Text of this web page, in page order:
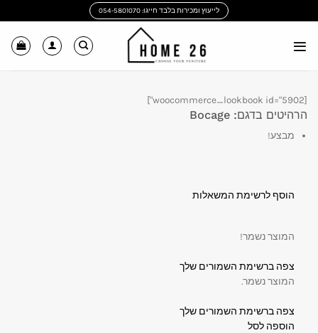
to
לייעוץ ומכירות בלבד חייגו: 054-5801070
[woocommerce_lookbook id="5902"]
הרהיטים בדגם: Bocage
מבצע!
הוסף לרשימת המשאלות
המוצר נשמר!
צפה ברשימת השמורים שלך
המוצר נשמר.
צפה ברשימת השמורים שלך
הוספה לסל